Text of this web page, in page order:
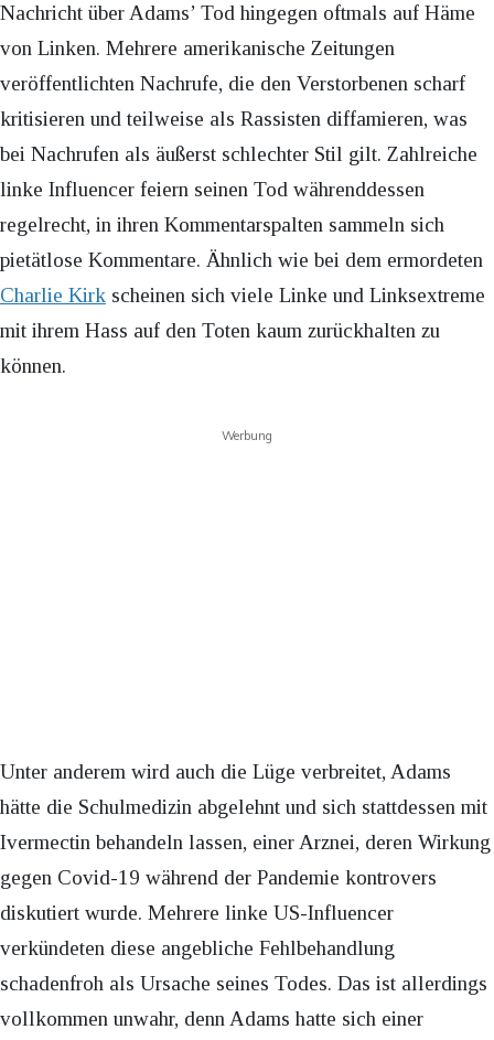
Nachricht über Adams’ Tod hingegen oftmals auf Häme
von Linken. Mehrere amerikanische Zeitungen
veröffentlichten Nachrufe, die den Verstorbenen scharf
kritisieren und teilweise als Rassisten diffamieren, was
bei Nachrufen als äußerst schlechter Stil gilt. Zahlreiche
linke Influencer feiern seinen Tod währenddessen
regelrecht, in ihren Kommentarspalten sammeln sich
pietätlose Kommentare. Ähnlich wie bei dem ermordeten
Charlie Kirk scheinen sich viele Linke und Linksextreme
mit ihrem Hass auf den Toten kaum zurückhalten zu
können.
Werbung
Unter anderem wird auch die Lüge verbreitet, Adams
hätte die Schulmedizin abgelehnt und sich stattdessen mit
Ivermectin behandeln lassen, einer Arznei, deren Wirkung
gegen Covid-19 während der Pandemie kontrovers
diskutiert wurde. Mehrere linke US-Influencer
verkündeten diese angebliche Fehlbehandlung
schadenfroh als Ursache seines Todes. Das ist allerdings
vollkommen unwahr, denn Adams hatte sich einer